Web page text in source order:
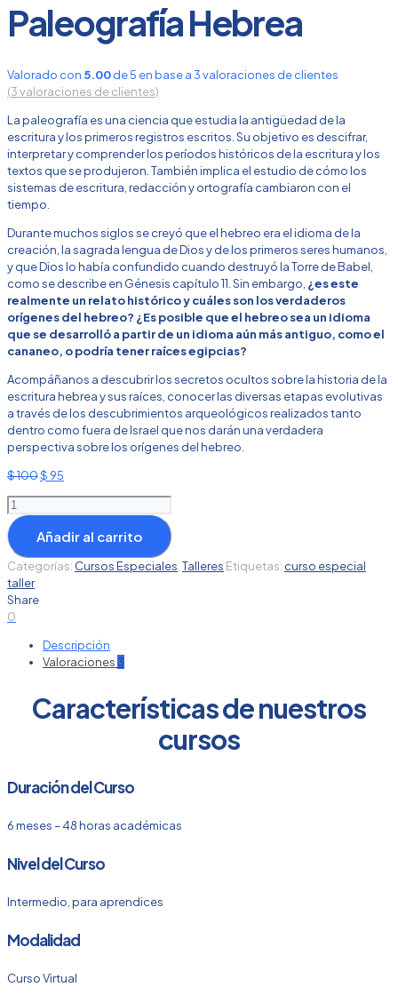
Paleografía Hebrea
Valorado con 5.00de 5 en base a3valoraciones de clientes
(3valoraciones de clientes)
La paleografía es una ciencia que estudia la antigüedad de la
escritura y los primeros registros escritos. Su objetivo es descifrar,
interpretar y comprender los períodos históricos de la escritura y los
textos que se produjeron. También implica el estudio de cómo los
sistemas de escritura, redacción y ortografía cambiaron con el
tiempo.
Durante muchos siglos se creyó que el hebreo era el idioma de la
creación, la sagrada lengua de Dios y de los primeros seres humanos,
y que Dios lo había confundido cuando destruyó la Torre de Babel,
como se describe en Génesis capítulo 11. Sin embargo, ¿es este
realmente un relato histórico y cuáles son los verdaderos
orígenes del hebreo? ¿Es posible que el hebreo sea un idioma
que se desarrolló a partir de un idioma aún más antiguo, como el
cananeo, o podría tener raíces egipcias?
Acompáñanos a descubrir los secretos ocultos sobre la historia de la
escritura hebrea y sus raíces, conocer las diversas etapas evolutivas
a través de los descubrimientos arqueológicos realizados tanto
dentro como fuera de Israel que nos darán una verdadera
perspectiva sobre los orígenes del hebreo.
$100El
$ 100.
$ 95
$ 95.
Paleografía
Hebrea
cantidadAñadir al carrito
Categorías: Cursos Especiales,Talleres Etiquetas: curso especial
taller
Share
0
Descripción
Valoraciones3
Características de nuestros
cursos
Duración del Curso
6 meses – 48 horas académicas
Nivel del Curso
Intermedio, para aprendices
Modalidad
Curso Virtual